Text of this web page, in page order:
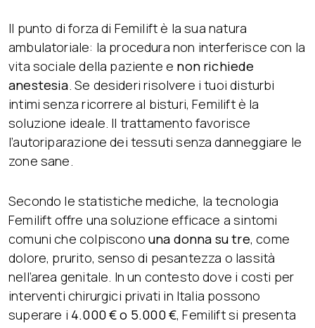
Il punto di forza di Femilift è la sua natura
ambulatoriale: la procedura non interferisce con la
vita sociale della paziente e non richiede
anestesia. Se desideri risolvere i tuoi disturbi
intimi senza ricorrere al bisturi, Femilift è la
soluzione ideale. Il trattamento favorisce
l’autoriparazione dei tessuti senza danneggiare le
zone sane.
Secondo le statistiche mediche, la tecnologia
Femilift offre una soluzione efficace a sintomi
comuni che colpiscono una donna su tre, come
dolore, prurito, senso di pesantezza o lassità
nell’area genitale. In un contesto dove i costi per
interventi chirurgici privati in Italia possono
superare i 4.000 € o 5.000 €, Femilift si presenta